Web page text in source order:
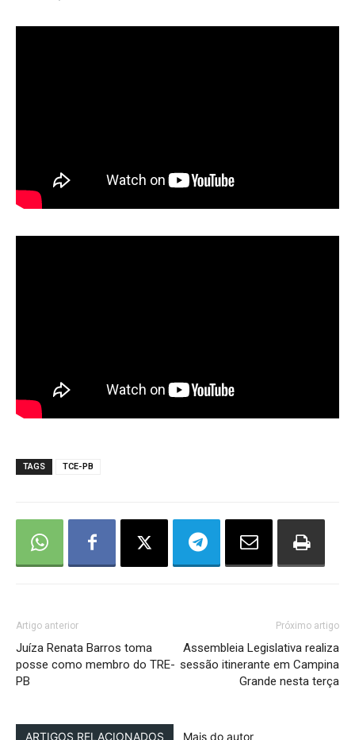
TAGS TCE-PB
Artigo anterior
Juíza Renata Barros toma
posse como membro do TRE-
PB
Próximo artigo
Assembleia Legislativa realiza
sessão itinerante em Campina
Grande nesta terça
ARTIGOS RELACIONADOS Mais do autor